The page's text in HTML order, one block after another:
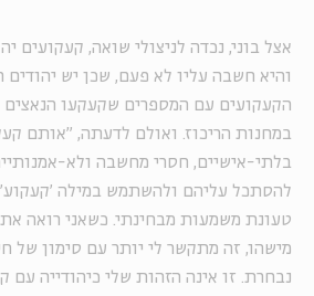
אצל בוני, נכדה לניצולי שואה, קעקועים
והיא חשבה עליו לא פעם, שכן יש
הקעקועים עם המספרים שקעקעו הנאצים
במחנות הריכוז. ואולם לדעתה, "אותם
בלתי-אישיים, חסרי מחשבה ולא-
להסתכל עליהם ולהשתמש במילה
טעונת משמעות מבחינתי. כשאני רואה
מישהו, זה מתקשר לי יותר עם סימון של
נבחרת. זו אינה הזהות שלי כיהודייה עם